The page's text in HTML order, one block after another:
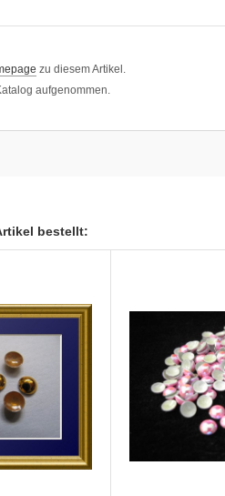
zu diesem Artikel.
aufgenommen.
bestellt: